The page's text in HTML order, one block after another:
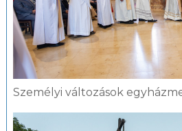
Személyi változások